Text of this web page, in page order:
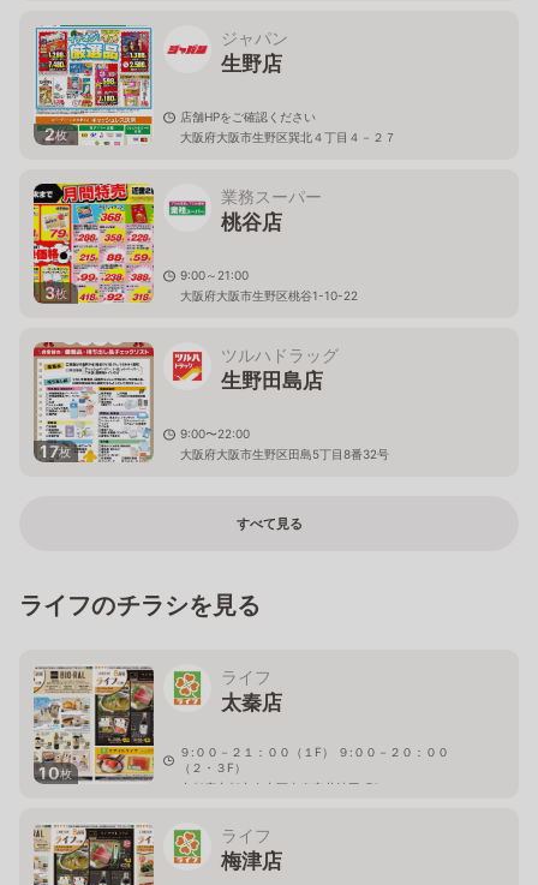
2枚
ジャパン
生野店
店舗HPをご確認ください
大阪府大阪市生野区巽北４丁目４－２７
3枚
業務スーパー
桃谷店
9:00～21:00
大阪府大阪市生野区桃谷1-10-22
17枚
ツルハドラッグ
生野田島店
9:00〜22:00
大阪府大阪市生野区田島5丁目8番32号
すべて見る
ライフのチラシを見る
10枚
ライフ
太秦店
９:００－２１：００（１F） ９:００－２０：００
（２・３F）
京都府京都市右京区太秦安井池田町6
ライフ
梅津店